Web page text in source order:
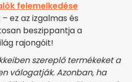
felemelkedése
ez az izgalmas és
beszippantja a
rajongóit!
szereplő termékeket a
válogatják. Azonban, ha